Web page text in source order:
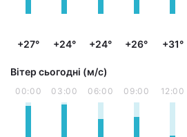
+27° +24° +24° +26° +31°
Вітер сьогодні (м/с)
00:00 03:00 06:00 09:00 12:00